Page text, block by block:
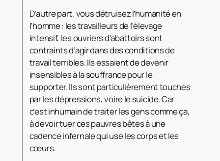
D’autre part, vous détruisez l’humanité en
l’homme : les travailleurs de l’élevage
intensif, les ouvriers d’abattoirs sont
contraints d’agir dans des conditions de
travail terribles. Ils essaient de devenir
insensibles à la souffrance pour le
supporter. Ils sont particulièrement touchés
par les dépressions, voire le suicide. Car
c’est inhumain de traiter les gens comme ça,
à devoir tuer ces pauvres bêtes à une
cadence infernale qui use les corps et les
cœurs.